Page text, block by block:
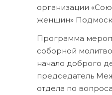
организации
женщин»
Программа
соборной
начало доброго
председатель
отдела по